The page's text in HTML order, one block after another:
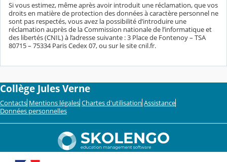
Si vous estimez, même après avoir introduit une réclamation, que vos
droits en matière de protection des données à caractère personnel ne
sont pas respectés, vous avez la possibilité d’introduire une
réclamation auprès de la Commission nationale de l’informatique et
des libertés (CNIL) à l’adresse suivante : 3 Place de Fontenoy – TSA
80715 – 75334 Paris Cedex 07, ou sur le site cnil.fr.
Collège Jules Verne
Contacts Mentions légales Chartes d'utilisation Assistance
Données personnelles